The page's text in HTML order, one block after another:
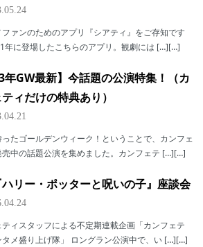
ファンのためのアプリ『シアティ』をご存知です
年に登場したこちらのアプリ。観劇には […][…]
年GW最新】今話題の公演特集！（カ
ィだけの特典あり）
たゴールデンウィーク！ということで、カンフェ
売中の話題公演を集めました。カンフェテ […][…]
リー・ポッターと呪いの子』座談会
ティスタッフによる不定期連載企画「カンフェテ
メ盛り上げ隊」 ロングラン公演中で、い […][…]